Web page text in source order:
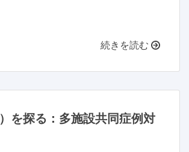
続きを読む
を探る：多施設共同症例対